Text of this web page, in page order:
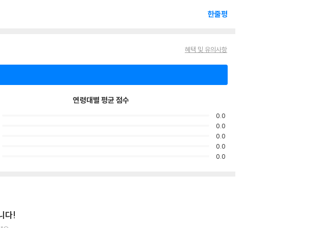
한줄평
혜택 및 유의사항
연령대별 평균 점수
0.0
0.0
0.0
0.0
0.0
다!